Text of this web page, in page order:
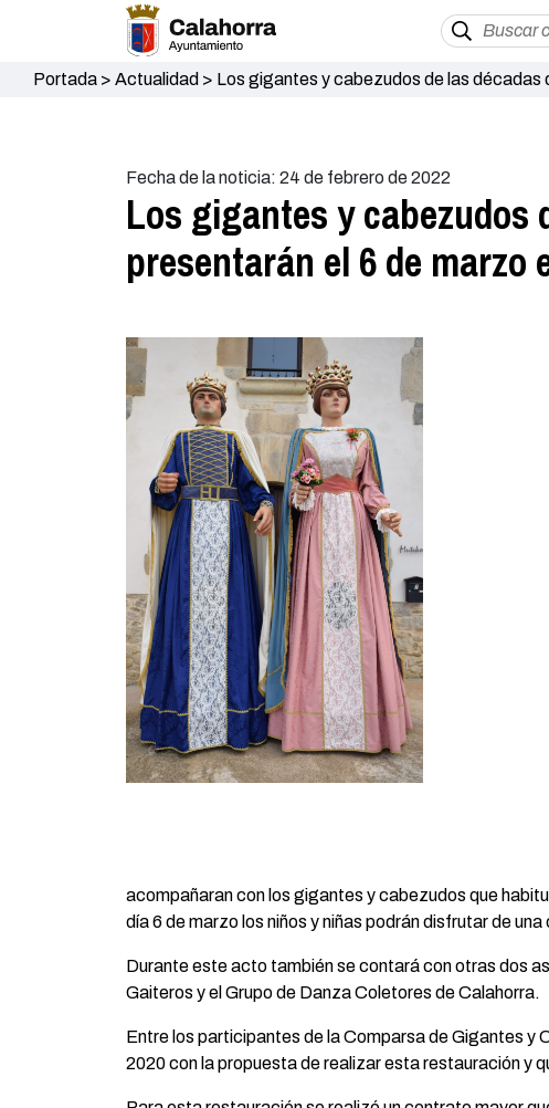
Portada> Actualidad > Los gigantes y cabezudos de las décadas
Fecha de la noticia: 24 de febrero de 2022
Los gigantes y cabezudos
presentarán el 6 de marzo
acompañaran con los gigantes y cabezudos que
día 6 de marzo los niños y niñas podrán disfrutar de
Durante este acto también se contará con otras dos
Gaiteros y el Grupo de Danza Coletores de Calahorra.
Entre los participantes de la Comparsa de Gigantes
2020 con la propuesta de realizar esta restauración y